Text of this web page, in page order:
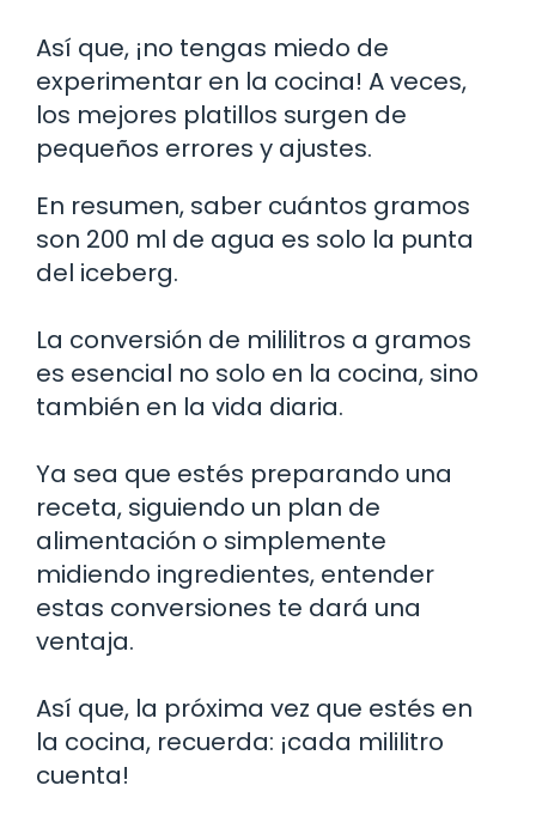
Así que, ¡no tengas miedo de
experimentar en la cocina! A veces,
los mejores platillos surgen de
pequeños errores y ajustes.
En resumen, saber cuántos gramos
son 200 ml de agua es solo la punta
del iceberg.
La conversión de mililitros a gramos
es esencial no solo en la cocina, sino
también en la vida diaria.
Ya sea que estés preparando una
receta, siguiendo un plan de
alimentación o simplemente
midiendo ingredientes, entender
estas conversiones te dará una
ventaja.
Así que, la próxima vez que estés en
la cocina, recuerda: ¡cada mililitro
cuenta!